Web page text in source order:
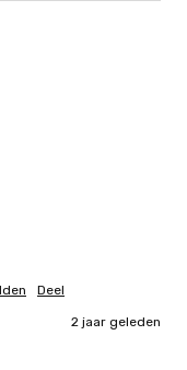
Deel
2 jaar geleden